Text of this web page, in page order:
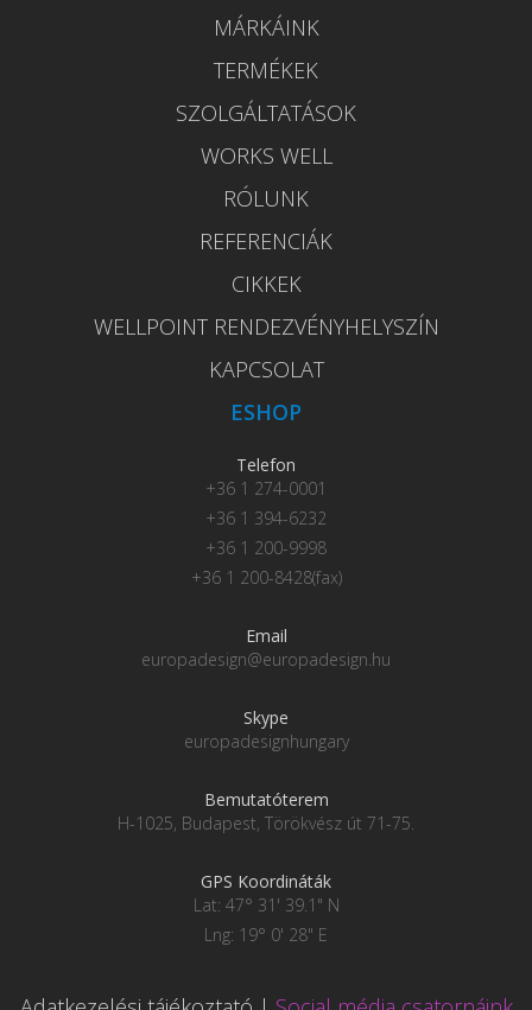
MÁRKÁINK
TERMÉKEK
SZOLGÁLTATÁSOK
WORKS WELL
RÓLUNK
REFERENCIÁK
CIKKEK
WELLPOINT RENDEZVÉNYHELYSZÍN
KAPCSOLAT
ESHOP
Telefon
+36 1 274-0001
+36 1 394-6232
+36 1 200-9998
+36 1 200-8428(fax)
Email
europadesign@europadesign.hu
Skype
europadesignhungary
Bemutatóterem
H-1025, Budapest, Törökvész út 71-75.
GPS Koordináták
Lat: 47° 31' 39.1" N
Lng: 19° 0' 28" E